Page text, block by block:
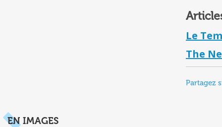
Le
The
Partagez
EN IMAGES